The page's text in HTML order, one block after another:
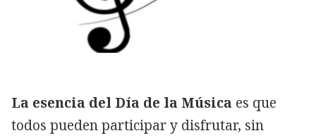
La esencia del Día de la Música es que
todos pueden participar y disfrutar, sin